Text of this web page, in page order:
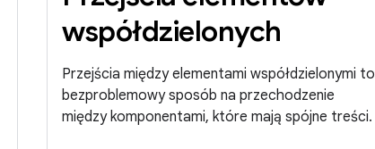
współdzielonych
Przejścia między elementami współdzielonymi to
bezproblemowy sposób na przechodzenie
między komponentami, które mają spójne treści.